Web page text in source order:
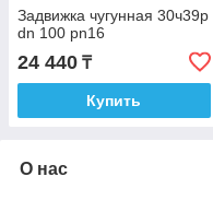
Задвижка чугунная 30ч39р
dn 100 pn16
24 440 ₸
Купить
О нас